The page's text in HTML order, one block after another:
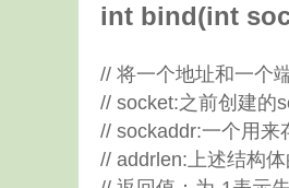
int bind(int
// 将一个地址和一个
// socket:之前创建的
// sockaddr:一个用来
// addrlen:上述结构